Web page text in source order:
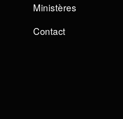
Ministères
Contact